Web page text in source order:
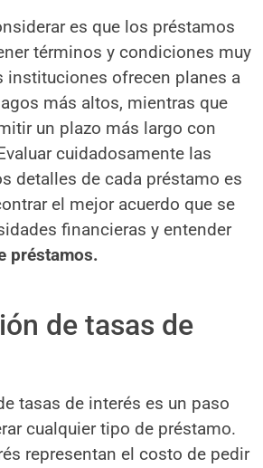
es que los préstamos
términos y condiciones muy
instituciones ofrecen planes a
más altos, mientras que
un plazo más largo con
cuidadosamente las
detalles de cada préstamo es
el mejor acuerdo que se
financieras y entender
préstamos.
de tasas de
tasas de interés es un paso
cualquier tipo de préstamo.
representan el costo de pedir